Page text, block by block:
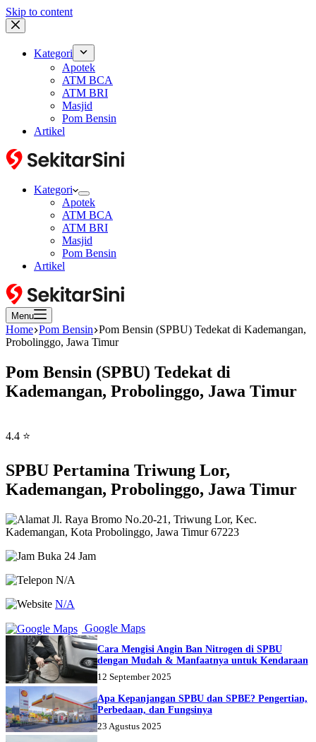
Skip to content
Kategori
Apotek
ATM BCA
ATM BRI
Masjid
Pom Bensin
Artikel
Kategori
Apotek
ATM BCA
ATM BRI
Masjid
Pom Bensin
Artikel
Menu
Home Pom Bensin Pom Bensin (SPBU) Tedekat di Kademangan,
Probolinggo, Jawa Timur
Pom Bensin (SPBU) Tedekat di
Kademangan, Probolinggo, Jawa Timur
4.4 ⭐
SPBU Pertamina Triwung Lor,
Kademangan, Probolinggo, Jawa Timur
Jl. Raya Bromo No.20-21, Triwung Lor, Kec.
Kademangan, Kota Probolinggo, Jawa Timur 67223
Buka 24 Jam
N/A
N/A
Google Maps
Cara Mengisi Angin Ban Nitrogen di SPBU
dengan Mudah & Manfaatnya untuk Kendaraan
12 September 2025
Apa Kepanjangan SPBU dan SPBE? Pengertian,
Perbedaan, dan Fungsinya
23 Agustus 2025